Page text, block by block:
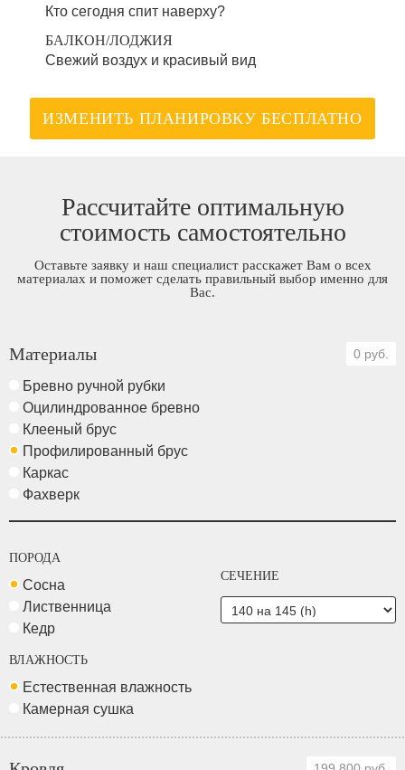
Кто сегодня спит наверху?
БАЛКОН/ЛОДЖИЯ
Свежий воздух и красивый вид
ИЗМЕНИТЬ ПЛАНИРОВКУ БЕСПЛАТНО
Рассчитайте оптимальную
стоимость самостоятельно
Оставьте заявку и наш специалист расскажет Вам о всех
материалах и поможет сделать правильный выбор именно для
Вас.
Материалы 0 руб.
Бревно ручной рубки
Оцилиндрованное бревно
Клееный брус
Профилированный брус
Каркас
Фахверк
ПОРОДА
Сосна
Лиственница
Кедр
СЕЧЕНИЕ
ВЛАЖНОСТЬ
Естественная влажность
Камерная сушка